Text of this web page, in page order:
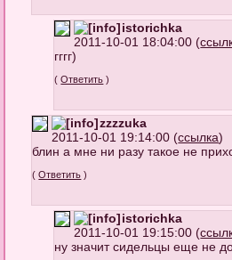
istorichka
2011-10-01 18:04:00 (
гггг)
(Ответить )
zzzzuka
2011-10-01 19:14:00 (ссылка)
блин а мне ни разу такое не
(Ответить )
istorichka
2011-10-01 19:15:00 (
ну значит сидельцы еще не